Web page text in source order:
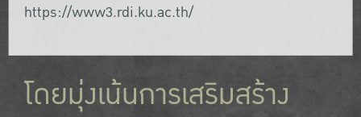
https://www3.rdi.ku.ac.th/
โดยมุ่งเน้นการเสริมสร้าง